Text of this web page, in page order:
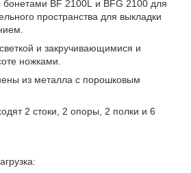
бонетами BF 2100L и BFG 2100 для
пространства для выкладки
и закручивающимися и
ножками.
из металла с порошковым
2 стоки, 2 опоры, 2 полки и 6